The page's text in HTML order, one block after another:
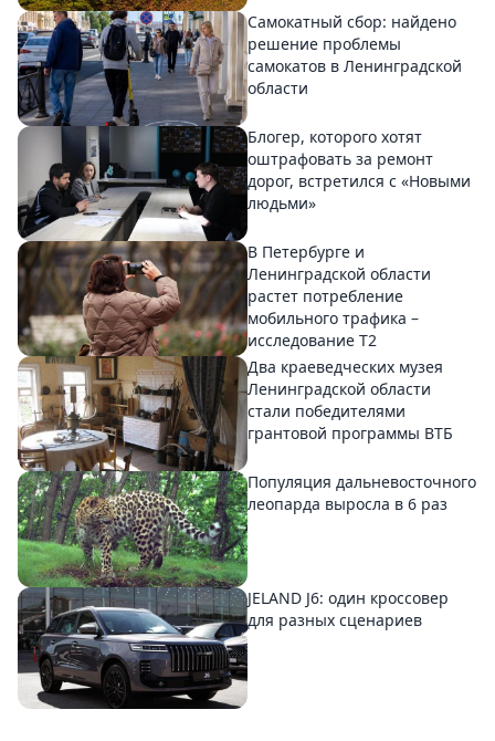
Самокатный сбор: найдено
решение проблемы
самокатов в Ленинградской
области
Блогер, которого хотят
оштрафовать за ремонт
дорог, встретился с «Новыми
людьми»
В Петербурге и
Ленинградской области
растет потребление
мобильного трафика –
исследование T2
Два краеведческих музея
Ленинградской области
стали победителями
грантовой программы ВТБ
Популяция дальневосточного
леопарда выросла в 6 раз
JELAND J6: один кроссовер
для разных сценариев